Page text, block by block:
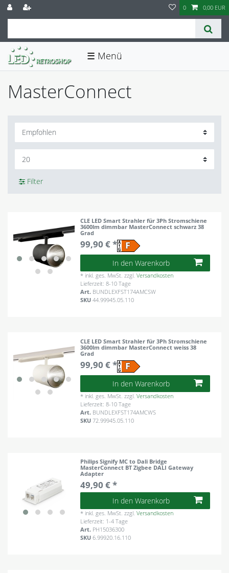
0 0,00 EUR
☰
MasterConnect
Filter
CLE LED Smart Strahler für 3Ph Stromschiene
3600lm dimmbar MasterConnect schwarz 38
Grad
99,90 € *
In den Warenkorb
* inkl. ges. MwSt. zzgl.Versandkosten
Lieferzeit: 8-10 Tage
Art. BUNDLEXFST174AMCSW
SKU44.99945.05.110
CLE LED Smart Strahler für 3Ph Stromschiene
3600lm dimmbar MasterConnect weiss 38
Grad
99,90 € *
In den Warenkorb
* inkl. ges. MwSt. zzgl.Versandkosten
Lieferzeit: 8-10 Tage
Art. BUNDLEXFST174AMCWS
SKU72.99945.05.110
Philips Signify MC to Dali Bridge
MasterConnect BT Zigbee DALI Gateway
Adapter
49,90 € *
In den Warenkorb
* inkl. ges. MwSt. zzgl.Versandkosten
Lieferzeit: 1-4 Tage
Art. PH15036300
SKU6.99920.16.110